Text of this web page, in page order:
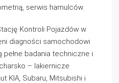
serwis hamulców.
Kontroli Pojazdów w
diagności samochodowi
badania techniczne i
– lakiernicze
KIA, Subaru, Mitsubishi i